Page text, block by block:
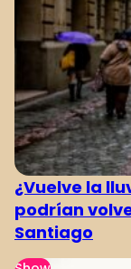
¿Vuelve la
podrían
Santiago